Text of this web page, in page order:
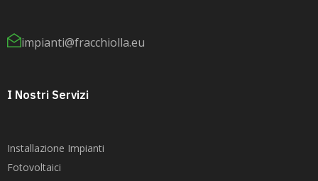
impianti@fracchiolla.eu
I Nostri Servizi
Installazione Impianti
Fotovoltaici